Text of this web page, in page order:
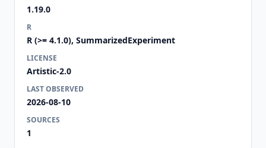
1.19.0
R
R (>= 4.1.0), SummarizedExperiment
LICENSE
Artistic-2.0
LAST OBSERVED
2026-08-10
SOURCES
1